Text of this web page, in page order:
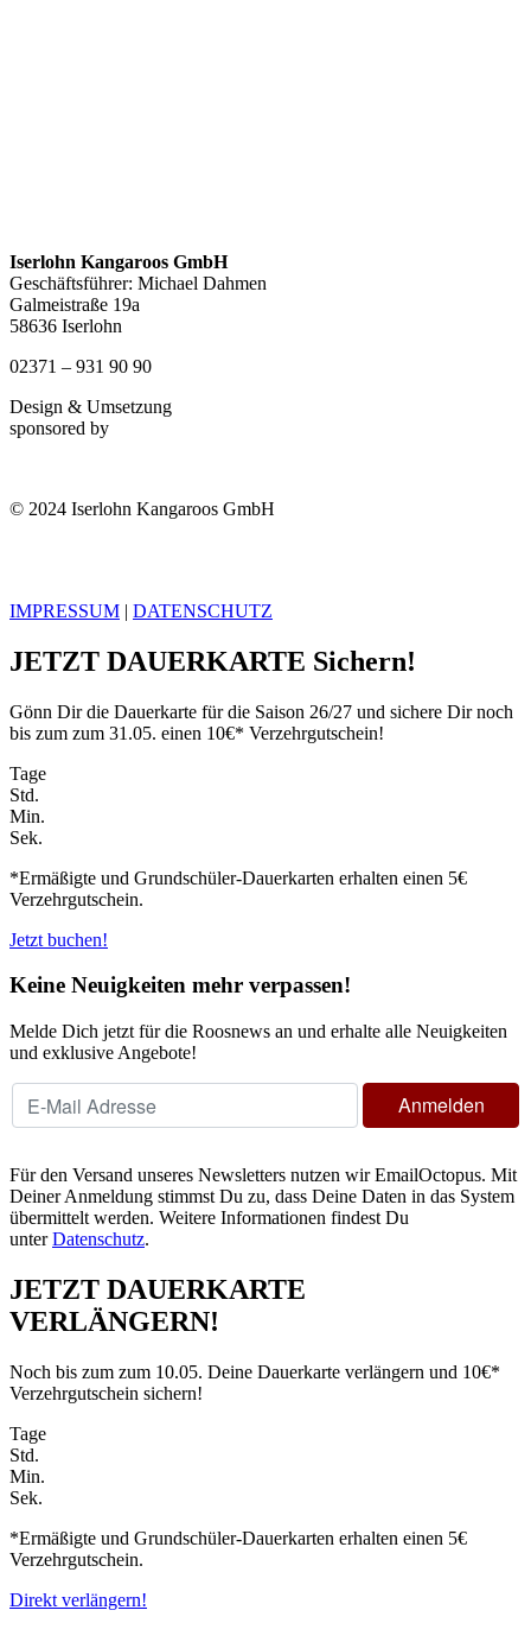
Iserlohn Kangaroos GmbH
Geschäftsführer: Michael Dahmen
Galmeistraße 19a
58636 Iserlohn
02371 – 931 90 90
Design & Umsetzung
sponsored by
© 2024 Iserlohn Kangaroos GmbH
IMPRESSUM | DATENSCHUTZ
JETZT DAUERKARTE Sichern!
Gönn Dir die Dauerkarte für die Saison 26/27 und sichere Dir noch
bis zum zum 31.05. einen 10€* Verzehrgutschein!
Tage
Std.
Min.
Sek.
*Ermäßigte und Grundschüler-Dauerkarten erhalten einen 5€
Verzehrgutschein.
Jetzt buchen!
Keine Neuigkeiten mehr verpassen!
Melde Dich jetzt für die Roosnews an und erhalte alle Neuigkeiten
und exklusive Angebote!
Für den Versand unseres Newsletters nutzen wir EmailOctopus. Mit
Deiner Anmeldung stimmst Du zu, dass Deine Daten in das System
übermittelt werden. Weitere Informationen findest Du
unterDatenschutz.
JETZT DAUERKARTE
VERLÄNGERN!
Noch bis zum zum 10.05. Deine Dauerkarte verlängern und 10€*
Verzehrgutschein sichern!
Tage
Std.
Min.
Sek.
*Ermäßigte und Grundschüler-Dauerkarten erhalten einen 5€
Verzehrgutschein.
Direkt verlängern!